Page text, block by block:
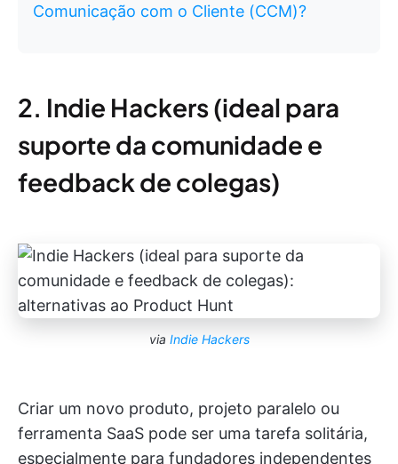
Comunicação com o Cliente (CCM)?
2. Indie Hackers (ideal para
suporte da comunidade e
feedback de colegas)
via Indie Hackers
Criar um novo produto, projeto paralelo ou
ferramenta SaaS pode ser uma tarefa solitária,
especialmente para fundadores independentes